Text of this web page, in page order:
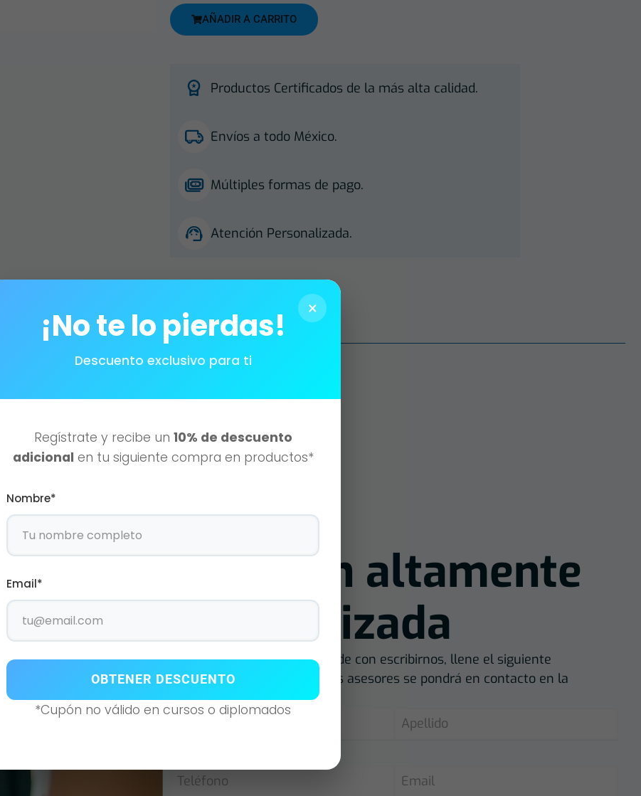
AÑADIR A CARRITO
Productos Certificados de la más alta calidad.
Envíos a todo México.
Múltiples formas de pago.
Atención Personalizada.
Atención altamente
especializada
Si desea contactarnos no dude con escribirnos, llene el siguiente
formulario y uno de nuestros asesores se pondrá en contacto en la
brevedad posible.
×
¡No te lo pierdas!
Descuento exclusivo para ti
Regístrate y recibe un 10% de descuento
adicional en tu siguiente compra en productos*
Nombre*
Email*
OBTENER DESCUENTO
*Cupón no válido en cursos o diplomados